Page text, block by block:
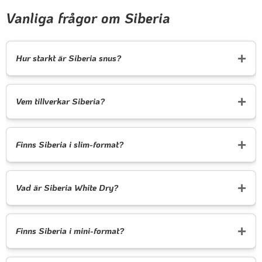
Vanliga frågor om Siberia
Hur starkt är Siberia snus?
Vem tillverkar Siberia?
Finns Siberia i slim-format?
Vad är Siberia White Dry?
Finns Siberia i mini-format?